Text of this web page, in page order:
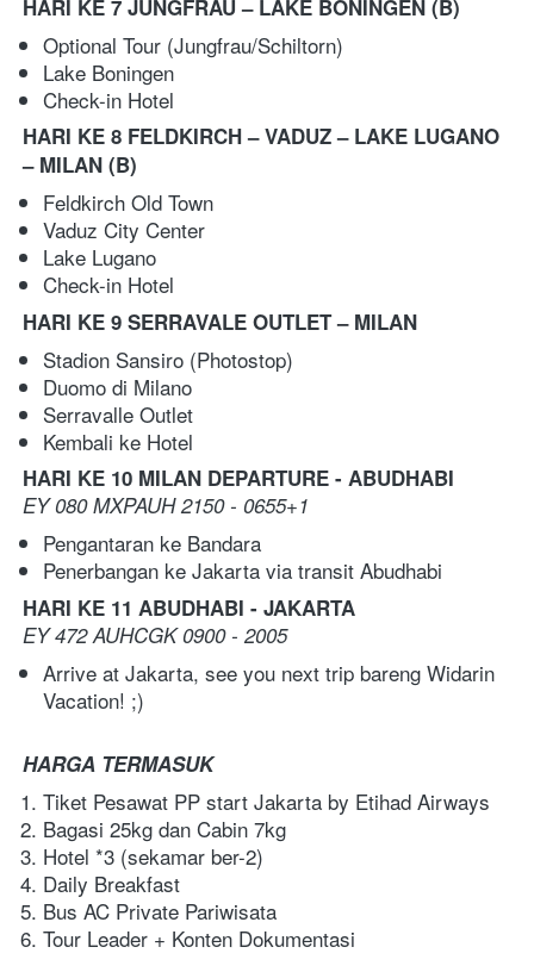
HARI KE 7 JUNGFRAU – LAKE BONINGEN (B)
Optional Tour (Jungfrau/Schiltorn)
Lake Boningen
Check-in Hotel
HARI KE 8 FELDKIRCH – VADUZ – LAKE LUGANO
– MILAN (B)
Feldkirch Old Town
Vaduz City Center
Lake Lugano
Check-in Hotel
HARI KE 9 SERRAVALE OUTLET – MILAN
Stadion Sansiro (Photostop)
Duomo di Milano
Serravalle Outlet
Kembali ke Hotel
HARI KE 10 MILAN DEPARTURE - ABUDHABI
EY 080 MXPAUH 2150 - 0655+1
Pengantaran ke Bandara
Penerbangan ke Jakarta via transit Abudhabi
HARI KE 11 ABUDHABI - JAKARTA
EY 472 AUHCGK 0900 - 2005
Arrive at Jakarta, see you next trip bareng Widarin
Vacation! ;)
HARGA TERMASUK
Tiket Pesawat PP start Jakarta by Etihad Airways
Bagasi 25kg dan Cabin 7kg
Hotel *3 (sekamar ber-2)
Daily Breakfast
Bus AC Private Pariwisata
Tour Leader + Konten Dokumentasi